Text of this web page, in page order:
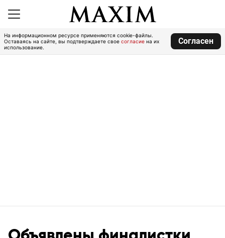
На информационном ресурсе применяются cookie-файлы.
Оставаясь на сайте, вы подтверждаете свое согласие на их
использование.
Согласен